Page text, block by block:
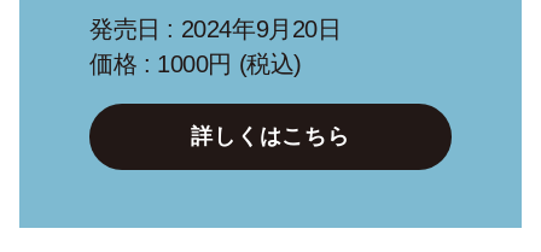
発売日 : 2024年9月20日
価格 : 1000円 (税込)
詳しくはこちら